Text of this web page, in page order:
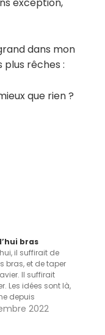
exception,
dans mon
rêches :
que rien ?
bras
il suffirait de
bras, et de taper
Il suffirait
Les idées sont là,
depuis
semaines. Ça
2022